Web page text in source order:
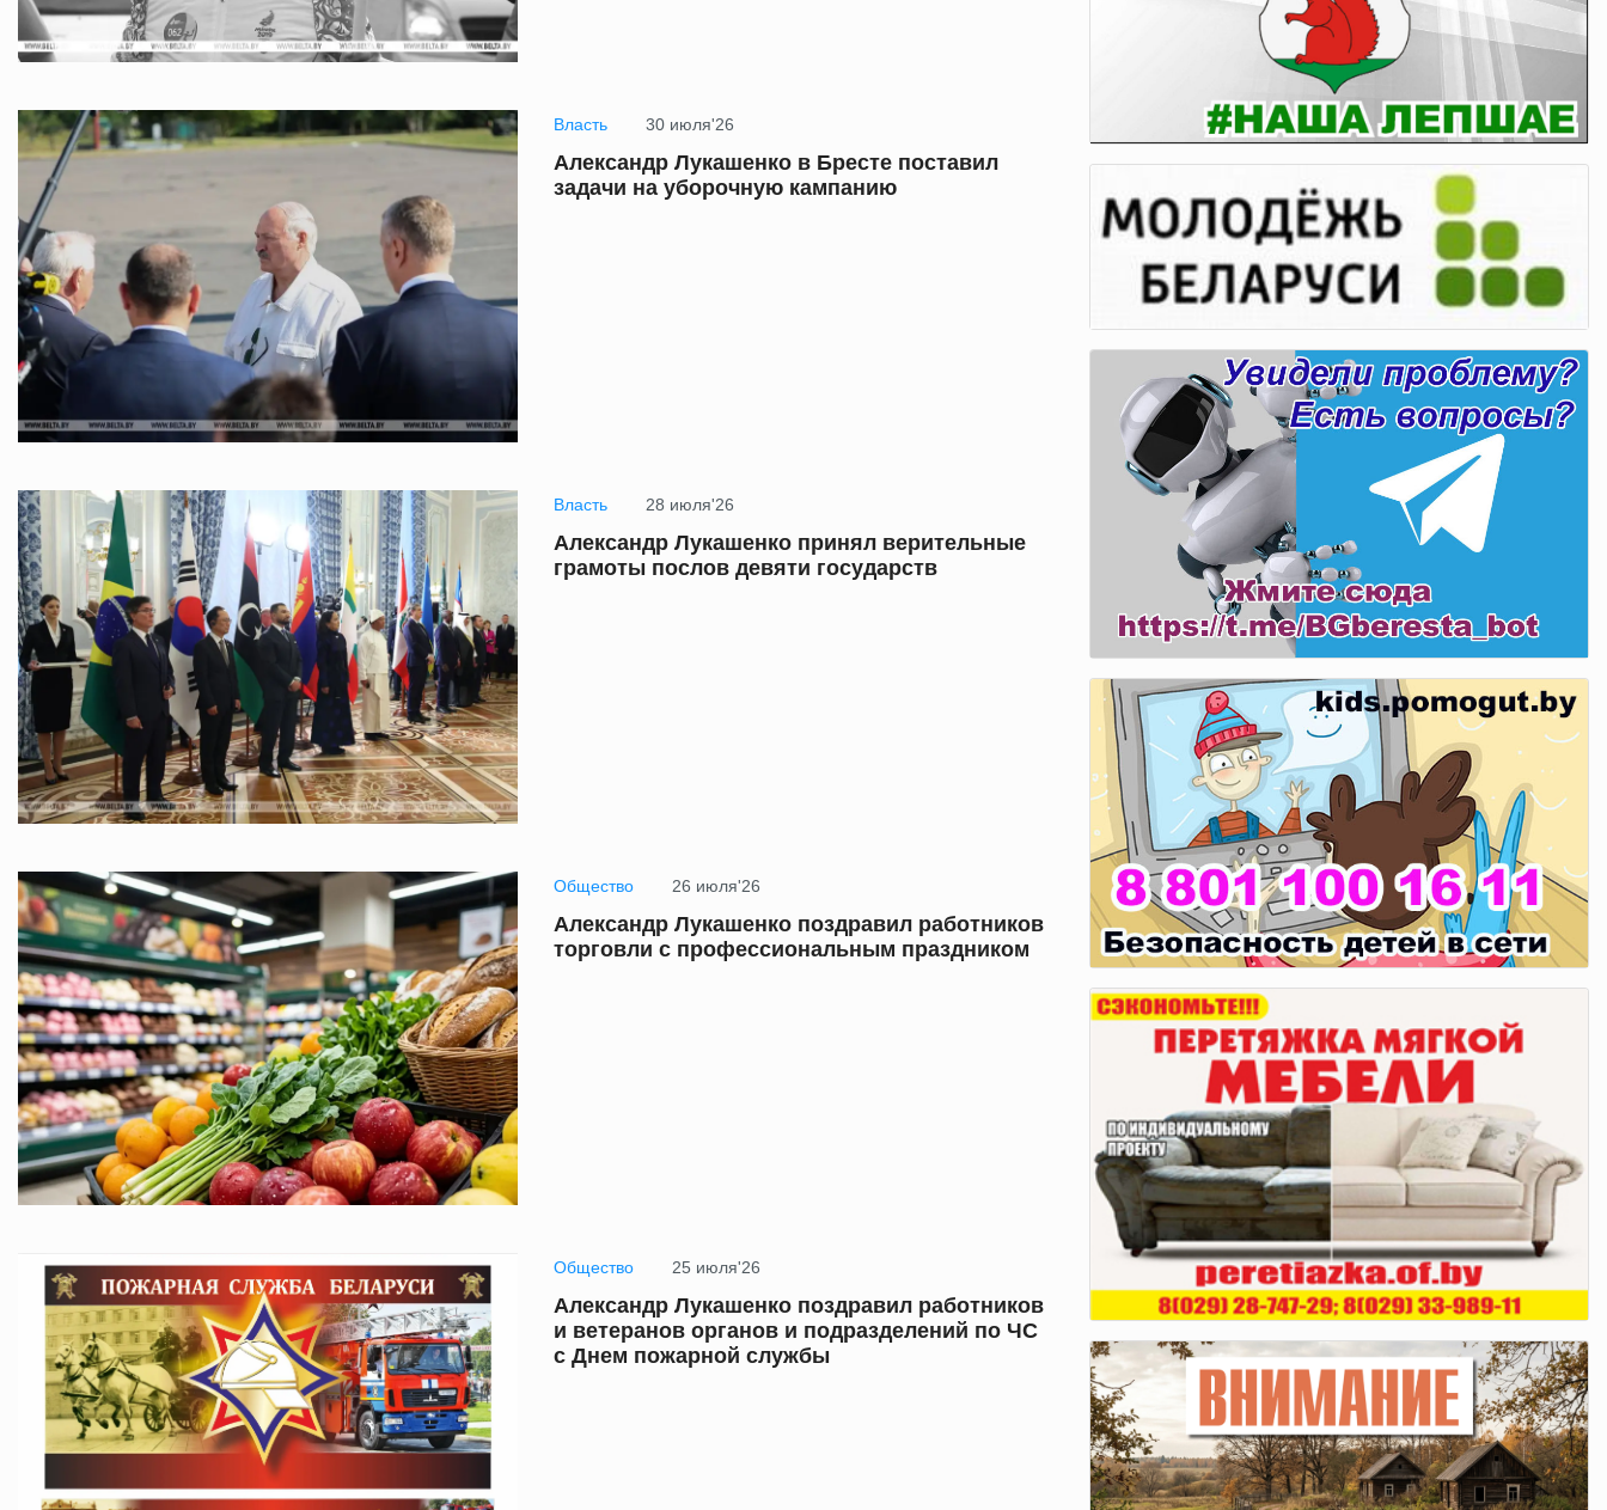
Власть 30 июля'26
Александр Лукашенко в Бресте поставил
задачи на уборочную кампанию
Власть 28 июля'26
Александр Лукашенко принял верительные
грамоты послов девяти государств
Общество 26 июля'26
Александр Лукашенко поздравил работников
торговли с профессиональным праздником
Общество 25 июля'26
Александр Лукашенко поздравил работников
и ветеранов органов и подразделений по ЧС
с Днем пожарной службы